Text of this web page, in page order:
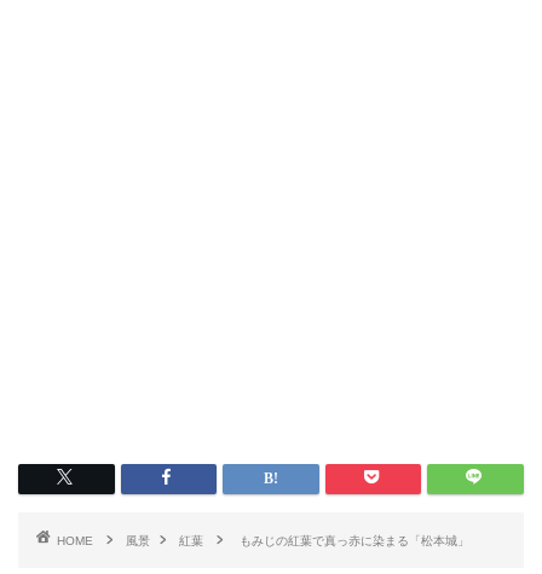
HOME 風景 紅葉 もみじの紅葉で真っ赤に染まる「松本城」